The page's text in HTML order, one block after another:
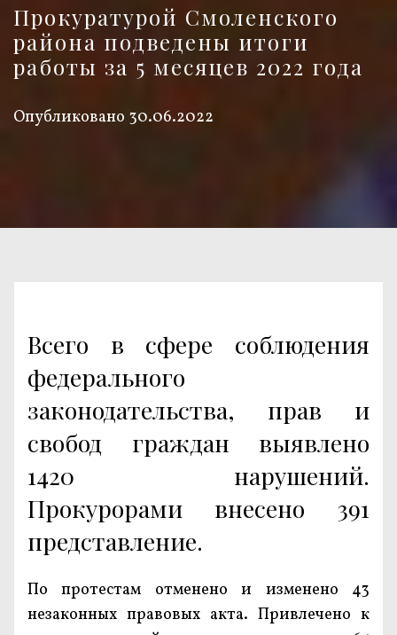
Прокуратурой Смоленского
района подведены итоги
работы за 5 месяцев 2022 года
Опубликовано 30.06.2022
Всего в сфере соблюдения
федерального
законодательства, прав и
свобод граждан выявлено
1420 нарушений.
Прокурорами внесено 391
представление.
По протестам отменено и изменено 43
незаконных правовых акта. Привлечено к